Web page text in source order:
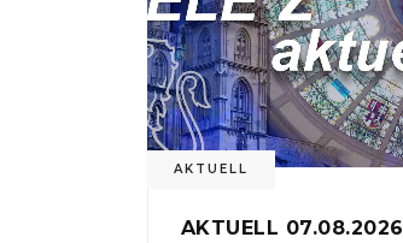
AKTUELL
AKTUELL 07.08.2026